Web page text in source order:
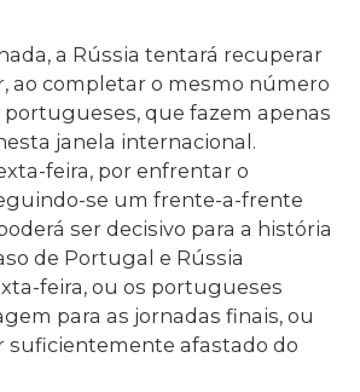
a Rússia tentará recuperar
ao completar o mesmo número
portugueses, que fazem apenas
janela internacional.
feira, por enfrentar o
se um frente-a-frente
ser decisivo para a história
de Portugal e Rússia
feira, ou os portugueses
para as jornadas finais, ou
suficientemente afastado do